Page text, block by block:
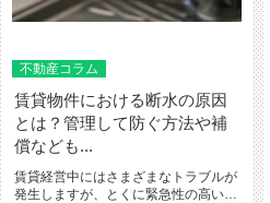
不動産コラム
賃貸物件における断水の原因
とは？管理して防ぐ方法や補
償なども...
賃貸経営中にはさまざまなトラブルが
発生しますが、とくに緊急性の高いト